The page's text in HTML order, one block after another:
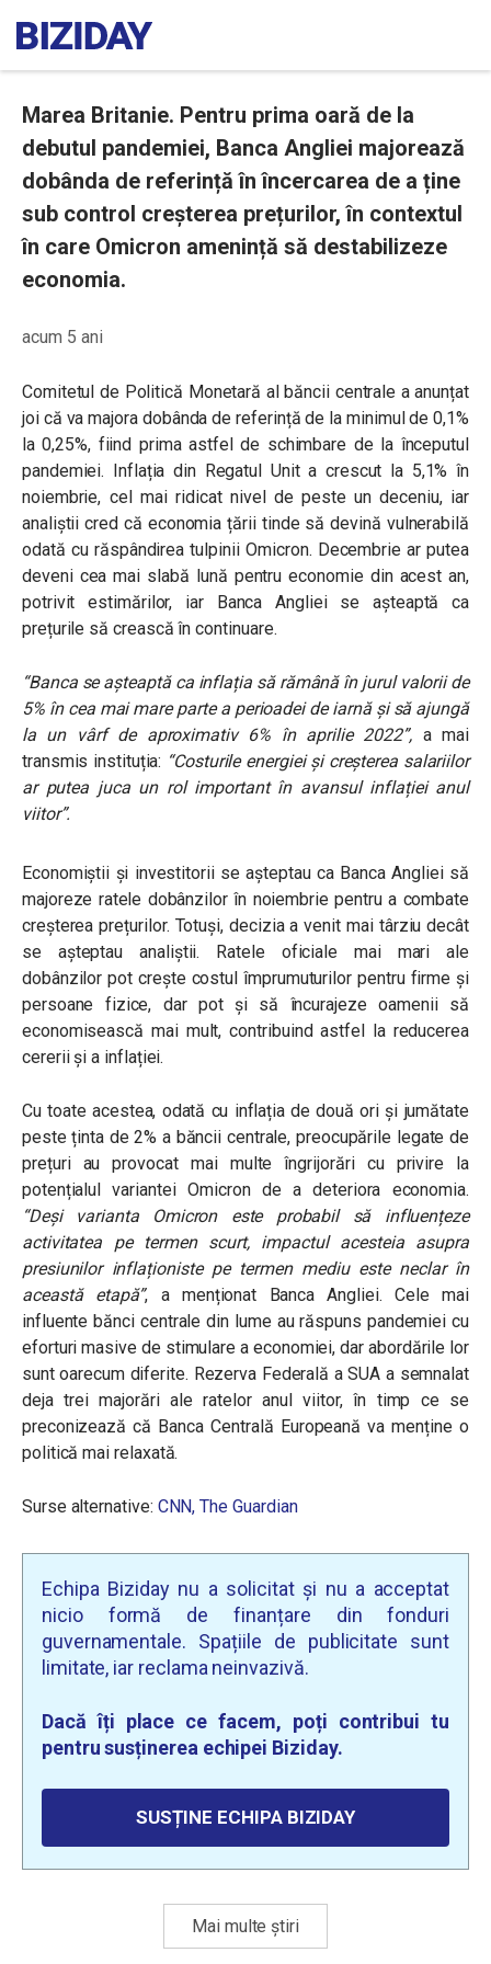
Marea Britanie. Pentru prima oară de la
debutul pandemiei, Banca Angliei majorează
dobânda de referință în încercarea de a ține
sub control creșterea prețurilor, în contextul
în care Omicron amenință să destabilizeze
economia.
acum 5 ani
Comitetul de Politică Monetară al băncii centrale a anunțat
joi că va majora dobânda de referință de la minimul de 0,1%
la 0,25%, fiind prima astfel de schimbare de la începutul
pandemiei. Inflația din Regatul Unit a crescut la 5,1% în
noiembrie, cel mai ridicat nivel de peste un deceniu, iar
analiștii cred că economia țării tinde să devină vulnerabilă
odată cu răspândirea tulpinii Omicron. Decembrie ar putea
deveni cea mai slabă lună pentru economie din acest an,
potrivit estimărilor, iar Banca Angliei se așteaptă ca
prețurile să crească în continuare.
“Banca se așteaptă ca inflația să rămână în jurul valorii de
5% în cea mai mare parte a perioadei de iarnă și să ajungă
la un vârf de aproximativ 6% în aprilie 2022”, a mai
transmis instituția: “Costurile energiei și creșterea salariilor
ar putea juca un rol important în avansul inflației anul
viitor”.
Economiștii și investitorii se așteptau ca Banca Angliei să
majoreze ratele dobânzilor în noiembrie pentru a combate
creșterea prețurilor. Totuși, decizia a venit mai târziu decât
se așteptau analiștii. Ratele oficiale mai mari ale
dobânzilor pot crește costul împrumuturilor pentru firme și
persoane fizice, dar pot și să încurajeze oamenii să
economisească mai mult, contribuind astfel la reducerea
cererii și a inflației.
Cu toate acestea, odată cu inflația de două ori și jumătate
peste ținta de 2% a băncii centrale, preocupările legate de
prețuri au provocat mai multe îngrijorări cu privire la
potențialul variantei Omicron de a deteriora economia.
“Deși varianta Omicron este probabil să influențeze
activitatea pe termen scurt, impactul acesteia asupra
presiunilor inflaționiste pe termen mediu este neclar în
această etapă”, a menționat Banca Angliei.Cele mai
influente bănci centrale din lume au răspuns pandemiei cu
eforturi masive de stimulare a economiei, dar abordările lor
sunt oarecum diferite. Rezerva Federală a SUA a semnalat
deja trei majorări ale ratelor anul viitor, în timp ce se
preconizează că Banca Centrală Europeană va menține o
politică mai relaxată.
Surse alternative: CNN, The Guardian
Echipa Biziday nu a solicitat și nu a acceptat
nicio formă de finanțare din fonduri
guvernamentale. Spațiile de publicitate sunt
limitate, iar reclama neinvazivă.
Dacă îți place ce facem, poți contribui tu
pentru susținerea echipei Biziday.
SUSȚINE ECHIPA BIZIDAY
Mai multe știri